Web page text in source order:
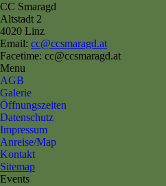
CC Smaragd
Altstadt 2
4020 Linz
Email: cc@ccsmaragd.at
Facetime: cc@ccsmaragd.at
Menu
AGB
Galerie
Öffnungszeiten
Datenschutz
Impressum
Anreise/Map
Kontakt
Sitemap
Events